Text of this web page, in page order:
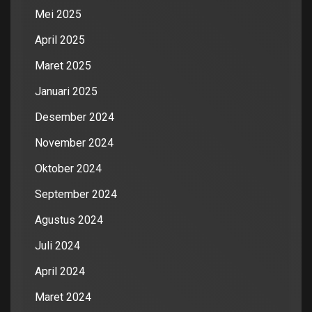
Mei 2025
April 2025
Maret 2025
Januari 2025
Desember 2024
November 2024
Oktober 2024
September 2024
Agustus 2024
Juli 2024
April 2024
Maret 2024